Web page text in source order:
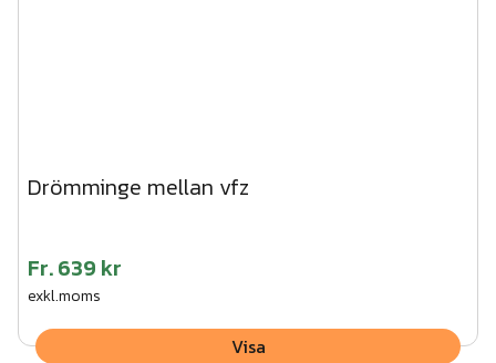
Drömminge mellan vfz
Fr.639 kr
exkl.moms
Visa